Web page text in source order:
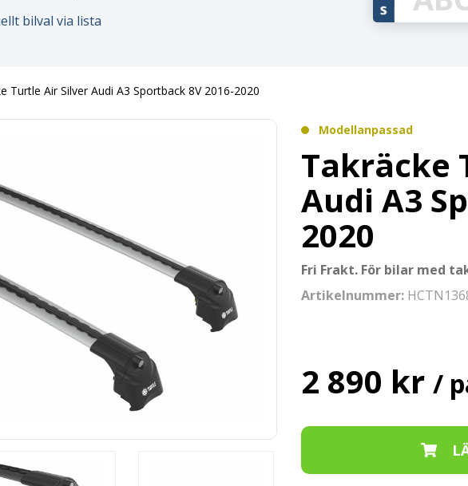
bilval via lista
Turtle Air Silver Audi A3 Sportback 8V 2016-2020
Modellanpassad
Takräcke
Audi A3
2020
Fri Frakt. För bilar med
Artikelnummer:
2 890 kr /